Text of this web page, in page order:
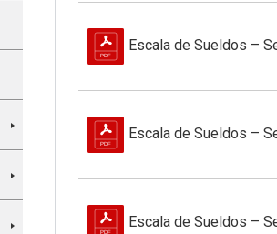
Escala de Sueldos –
Escala de Sueldos –
Escala de Sueldos –